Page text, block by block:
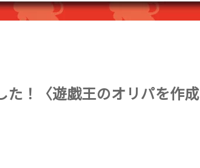
！〈遊戯王のオリパを作成